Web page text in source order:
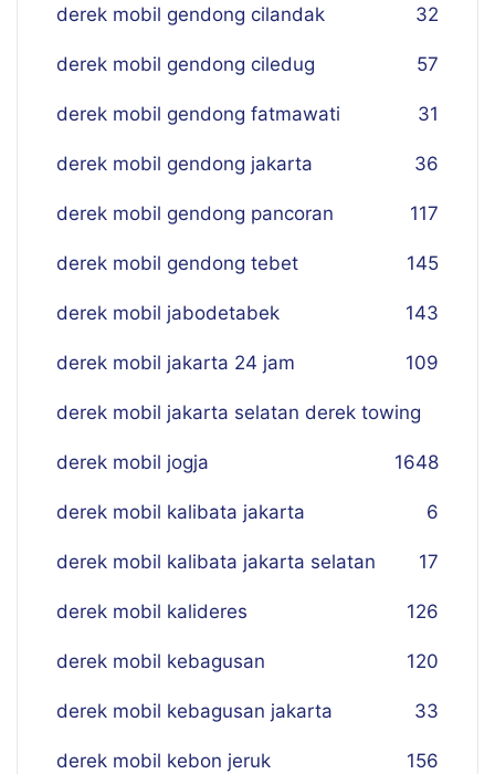
derek mobil gendong cilandak 32
derek mobil gendong ciledug 57
derek mobil gendong fatmawati 31
derek mobil gendong jakarta 36
derek mobil gendong pancoran 117
derek mobil gendong tebet 145
derek mobil jabodetabek 143
derek mobil jakarta 24 jam 109
derek mobil jakarta selatan derek towing
48
derek mobil jogja 16
derek mobil kalibata jakarta 6
derek mobil kalibata jakarta selatan 17
derek mobil kalideres 126
derek mobil kebagusan 120
derek mobil kebagusan jakarta 33
derek mobil kebon jeruk 156